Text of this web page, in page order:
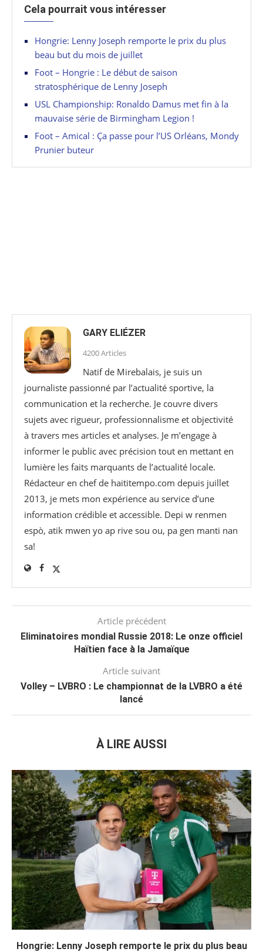
Cela pourrait vous intéresser
Hongrie: Lenny Joseph remporte le prix du plus
beau but du mois de juillet
Foot – Hongrie : Le début de saison
stratosphérique de Lenny Joseph
USL Championship: Ronaldo Damus met fin à la
mauvaise série de Birmingham Legion !
Foot – Amical : Ça passe pour l’US Orléans, Mondy
Prunier buteur
GARY ELIÉZER
4200 Articles
Natif de Mirebalais, je suis un
journaliste passionné par l’actualité sportive, la
communication et la recherche. Je couvre divers
sujets avec rigueur, professionnalisme et objectivité
à travers mes articles et analyses. Je m’engage à
informer le public avec précision tout en mettant en
lumière les faits marquants de l’actualité locale.
Rédacteur en chef de haititempo.com⁠ depuis juillet
2013, je mets mon expérience au service d’une
information crédible et accessible. Depi w renmen
espò, atik mwen yo ap rive sou ou, pa gen manti nan
sa!
Article précédent
Eliminatoires mondial Russie 2018: Le onze officiel
Haïtien face à la Jamaïque
Article suivant
Volley – LVBRO : Le championnat de la LVBRO a été
lancé
À LIRE AUSSI
Hongrie: Lenny Joseph remporte le prix du plus beau